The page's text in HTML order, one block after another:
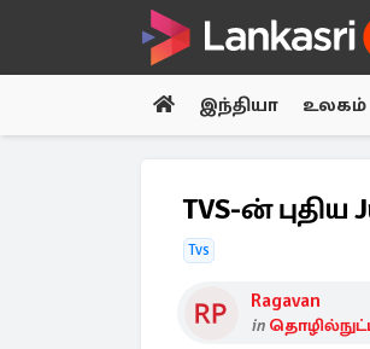
இந்தியா உலகம்
TVS-ன் புதிய
Tvs
Ragavan
in